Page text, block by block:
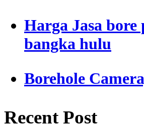
Harga Jasa bore
bangka hulu
Borehole
Recent Post